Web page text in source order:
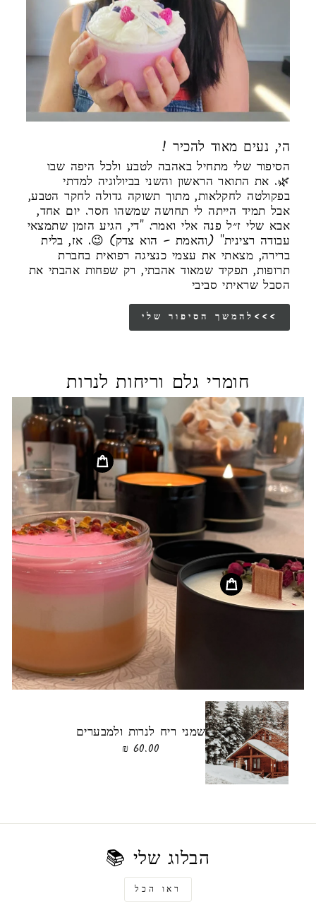
! הי, נעים מאוד להכיר
הסיפור שלי מתחיל באהבה לטבע ולכל היפה שבו
🌿. את התואר הראשון והשני בביולוגיה למדתי
בפקולטה לחקלאות, מתוך תשוקה גדולה לחקר הטבע,
אבל תמיד הייתה לי תחושה שמשהו חסר. יום אחד,
אבא שלי ז״ל פנה אלי ואמר: "די, הגיע הזמן שתמצאי
עבודה רצינית" (והאמת – הוא צדק) 😉. אז, בלית
ברירה, מצאתי את עצמי כנציגה רפואית בחברת
תרופות, תפקיד שמאוד אהבתי, רק שפחות אהבתי את
הסבל שראיתי סביבי
להמשך הסיפור שלי<<<
חומרי גלם וריחות לנרות
שמני ריח לנרות ולמבערים
60.00 ₪
הבלוג שלי 📚
ראו הכל